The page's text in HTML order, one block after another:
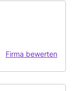
Firma bewerten